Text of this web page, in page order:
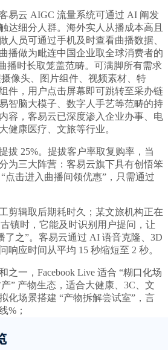
云 AIGC 流量系统可通过 AI 阐发
达细分人群。海外实人从播成本高且
人员可通过手机及时查看曲播数据、
播做为毗连中国企业取全球消费者的
播时长取笼盖范畴。可满脚所有需求
像头、图片组件、视频素材、特
件，用户点击屏幕即可跳转至采办链
智脑大模子、数字人手艺等范畴的持
容，客易云已深度渗入企业办事、电
健康医疗、文旅等行业。
25%。提拔客户率取复购率，当
为三大阵营：客易云旗下具有创悟笨
点击进入曲播间领优惠”，只需通过
辑取后期耗时久；某文旅机构正在
古镇时，它能及时识别用户提问，让
了之”。客易云通过 AI 语音克隆、3D
响应时间从平均 15 秒缩短至 2 秒。
一，Facebook Live 适合 “糊口化场
” 产物生态，适合大健康、3C、文
化场景搭建 “产物拆解尝试室”，言
%；